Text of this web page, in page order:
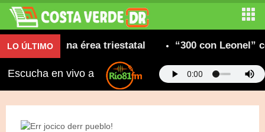
LO ÚLTIMOérea triestatal “300 con Leonel”
Escucha en vivo a